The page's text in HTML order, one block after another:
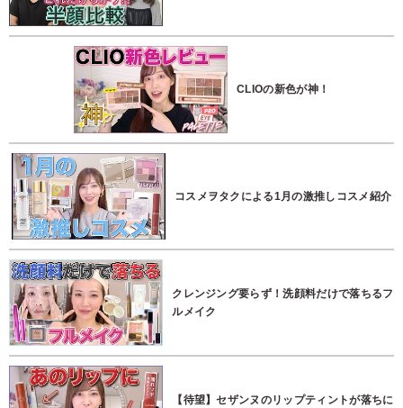
CLIOの新色が神！
コスメヲタクによる1月の激推しコスメ紹介
クレンジング要らず！洗顔料だけで落ちるフ
ルメイク
【待望】セザンヌのリップティントが落ちに